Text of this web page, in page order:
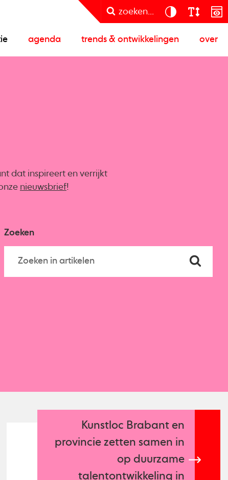
zoeken...
agenda trends & ontwikkelingen over
dat inspireert en verrijkt
nieuwsbrief!
Zoeken
Kunstloc Brabant en
provincie zetten samen in
op duurzame
talentontwikkeling in